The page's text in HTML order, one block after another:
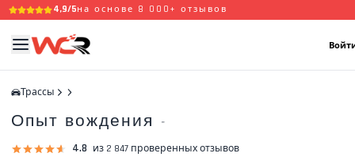
4,9/5на основе 8 000+ отзывов
Трассы
Опыт вождения -
4.8 из 2 847 проверенных отзывов